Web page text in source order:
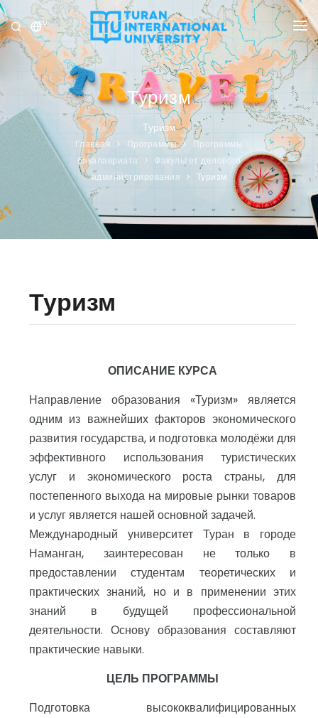
RU
УНИВЕРСИТЕТ
ПРОГРАММЫ
ПРИЁМ
ИССЛЕДОВАНИЕ
МЕЖДУНАРОДНЫЕ ОТНОШЕНИЯ
Туризм
Туризм
Главная Программы
Программы
бакалавриата
Факультет делового
администрирования
Туризм
Туризм
ОПИСАНИЕ КУРСА
Направление образования «Туризм» является
одним из важнейших факторов экономического
развития государства, и подготовка молодёжи для
эффективного использования туристических
услуг и экономического роста страны, для
постепенного выхода на мировые рынки товаров
и услуг является нашей основной задачей.
Международный университет Туран в городе
Наманган, заинтересован не только в
предоставлении студентам теоретических и
практических знаний, но и в применении этих
знаний в будущей профессиональной
деятельности. Основу образования составляют
практические навыки.
ЦЕЛЬ ПРОГРАММЫ
Подготовка высококвалифицированных